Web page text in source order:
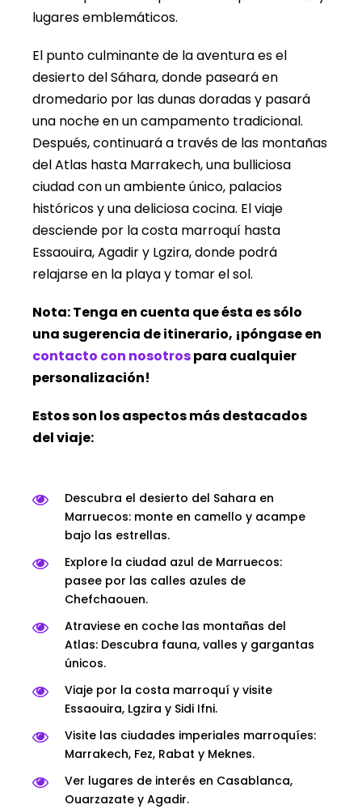
lugares emblemáticos.
El punto culminante de la aventura es el
desierto del Sáhara, donde paseará en
dromedario por las dunas doradas y pasará
una noche en un campamento tradicional.
Después, continuará a través de las montañas
del Atlas hasta Marrakech, una bulliciosa
ciudad con un ambiente único, palacios
históricos y una deliciosa cocina. El viaje
desciende por la costa marroquí hasta
Essaouira, Agadir y Lgzira, donde podrá
relajarse en la playa y tomar el sol.
Nota: Tenga en cuenta que ésta es sólo
una sugerencia de itinerario, ¡póngase en
contacto con nosotrospara cualquier
personalización!
Estos son los aspectos más destacados
del viaje:
Descubra el desierto del Sahara en
Marruecos: monte en camello y acampe
bajo las estrellas.
Explore la ciudad azul de Marruecos:
pasee por las calles azules de
Chefchaouen.
Atraviese en coche las montañas del
Atlas: Descubra fauna, valles y gargantas
únicos.
Viaje por la costa marroquí y visite
Essaouira, Lgzira y Sidi Ifni.
Visite las ciudades imperiales marroquíes:
Marrakech, Fez, Rabat y Meknes.
Ver lugares de interés en Casablanca,
Ouarzazate y Agadir.